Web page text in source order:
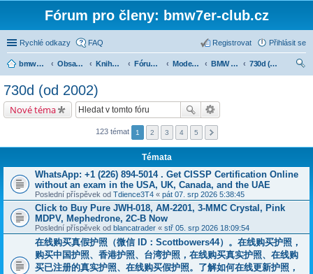
Fórum pro členy: bmw7er-club.cz
Rychlé odkazy FAQ Přihlásit se
Registrovat
bmw7er-club.cz Obsah fóra Knihovna Fórum 7er Modely BMW 7er BMW 7 e65/66 (2001-2008)
730d (od 2002)
730d (od 2002)
Nové téma
123 témat 1 2 3 4 5
Témata
WhatsApp: +1 (226) 894-5014​ . Get CISSP Certification Online
without an exam in the USA, UK, Canada, and the UAE
Poslední příspěvek od Tdience3T4 « pát 07. srp 2026 5:38:45
Click to Buy Pure JWH-018, AM-2201, 3-MMC Crystal, Pink
MDPV, Mephedrone, 2C-B Now
Poslední příspěvek od blancatrader « stř 05. srp 2026 18:09:54
在线购买真假护照（微信 ID：Scottbowers44）。在线购买护照，
购买中国护照、香港护照、台湾护照，在线购买真实护照、在线购
买已注册的真实护照、在线购买假护照。了解如何在线更新护照，